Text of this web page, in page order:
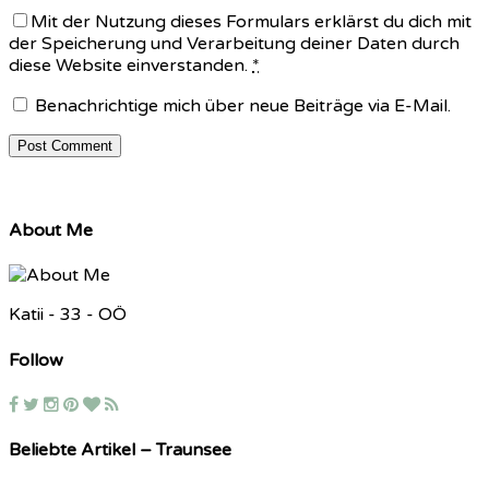
Mit der Nutzung dieses Formulars erklärst du dich mit
der Speicherung und Verarbeitung deiner Daten durch
diese Website einverstanden. *
Benachrichtige mich über neue Beiträge via E-Mail.
About Me
Katii - 33 - OÖ
Follow
Beliebte Artikel – Traunsee